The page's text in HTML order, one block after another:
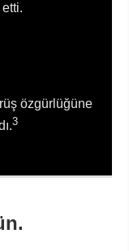
etti.
özgürlüğüne
3